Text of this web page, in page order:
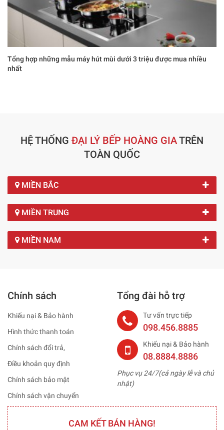
Tổng hợp những mẫu máy hút mùi dưới 3 triệu được mua nhiều
nhất
HỆ THỐNG ĐẠI LÝ BẾP HOÀNG GIATRÊN
TOÀN QUỐC
MIỀN BẮC
MIỀN TRUNG
MIỀN NAM
Chính sách
Khiếu nại & Bảo hành
Hình thức thanh toán
Chính sách đổi trả,
Điều khoản quy định
Chính sách bảo mật
Chính sách vận chuyển
Tổng đài hỗ trợ
Tư vấn trực tiếp
098.456.8885
Khiếu nại & Bảo hành
08.8884.8886
Phục vụ 24/7(cả ngày lễ và chủ
nhật)
CAM KẾT BÁN HÀNG!